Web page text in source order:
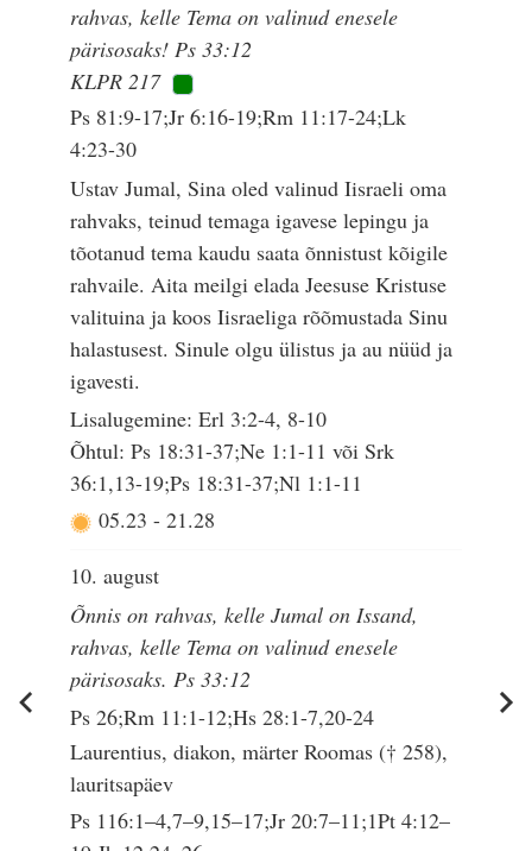
rahvas, kelle Tema on valinud enesele
pärisosaks! Ps 33:12
KLPR 217
Ps 81:9-17;Jr 6:16-19;Rm 11:17-24;Lk
4:23-30
Ustav Jumal, Sina oled valinud Iisraeli oma
rahvaks, teinud temaga igavese lepingu ja
tõotanud tema kaudu saata õnnistust kõigile
rahvaile. Aita meilgi elada Jeesuse Kristuse
valituina ja koos Iisraeliga rõõmustada Sinu
halastusest. Sinule olgu ülistus ja au nüüd ja
igavesti.
Lisalugemine: Erl 3:2-4, 8-10
Õhtul: Ps 18:31-37;Ne 1:1-11 või Srk
36:1,13-19;Ps 18:31-37;Nl 1:1-11
05.23 - 21.28
10. august
Õnnis on rahvas, kelle Jumal on Issand,
rahvas, kelle Tema on valinud enesele
pärisosaks. Ps 33:12
Ps 26;Rm 11:1-12;Hs 28:1-7,20-24
Laurentius, diakon, märter Roomas († 258),
lauritsapäev
Ps 116:1–4,7–9,15–17;Jr 20:7–11;1Pt 4:12–